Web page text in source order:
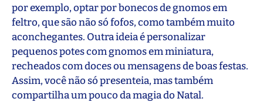
por exemplo, optar por bonecos de gnomos em
feltro, que são não só fofos, como também muito
aconchegantes. Outra ideia é personalizar
pequenos potes com gnomos em miniatura,
recheados com doces ou mensagens de boas festas.
Assim, você não só presenteia, mas também
compartilha um pouco da magia do Natal.